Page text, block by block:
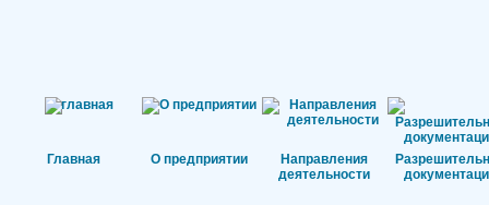
Главная О предприятии
Направления
деятельности